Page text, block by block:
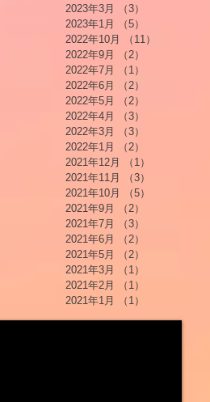
2023年3月
（3）
2023年1月
（5）
2022年10月
（11）
2022年9月
（2）
2022年7月
（1）
2022年6月
（2）
2022年5月
（2）
2022年4月
（3）
2022年3月
（3）
2022年1月
（2）
2021年12月
（1）
2021年11月
（3）
2021年10月
（5）
2021年9月
（2）
2021年7月
（3）
2021年6月
（2）
2021年5月
（2）
2021年3月
（1）
2021年2月
（1）
2021年1月
（1）